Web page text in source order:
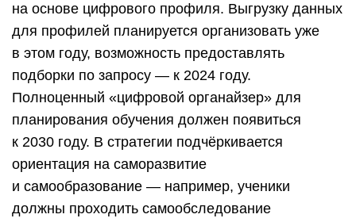
на основе цифрового профиля. Выгрузку данных
для профилей планируется организовать уже
в этом году, возможность предоставлять
подборки по запросу — к 2024 году.
Полноценный «цифровой органайзер» для
планирования обучения должен появиться
к 2030 году. В стратегии подчёркивается
ориентация на саморазвитие
и самообразование — например, ученики
должны проходить самообследование